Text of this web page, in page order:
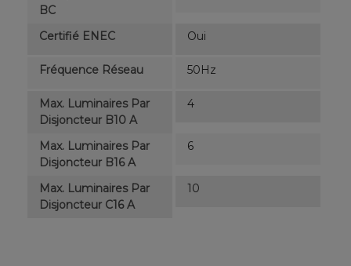
BC
Certifié ENEC Oui
Fréquence Réseau 50Hz
Max. Luminaires Par
Disjoncteur B10 A
4
Max. Luminaires Par
Disjoncteur B16 A
6
Max. Luminaires Par
Disjoncteur C16 A
10